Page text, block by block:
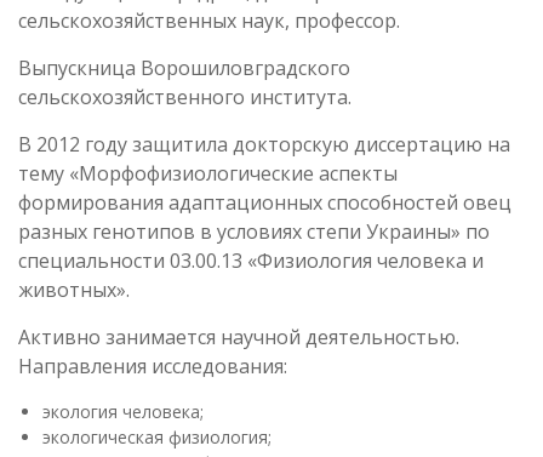
сельскохозяйственных наук, профессор.
Выпускница Ворошиловградского
сельскохозяйственного института.
В 2012 году защитила докторскую диссертацию на
тему «Морфофизиологические аспекты
формирования адаптационных способностей овец
разных генотипов в условиях степи Украины» по
специальности 03.00.13 «Физиология человека и
животных».
Активно занимается научной деятельностью.
Направления исследования:
экология человека;
экологическая физиология;